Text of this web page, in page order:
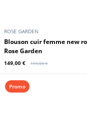
ROSE GARDEN
Blouson cuir femme new rouge
Rose Garden
149,00 € 199,00 €
Promo